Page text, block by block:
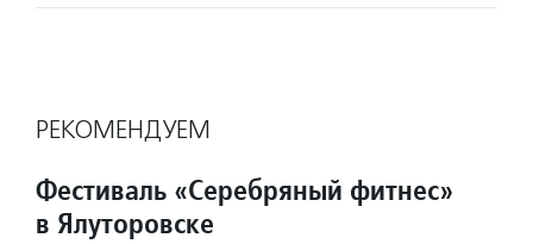
РЕКОМЕНДУЕМ
Фестиваль «Серебряный фитнес»
в Ялуторовске